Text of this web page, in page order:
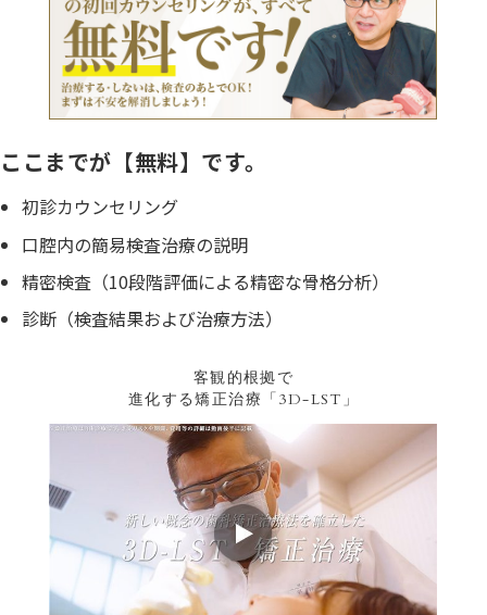
ここまでが【無料】です。
初診カウンセリング
口腔内の簡易検査治療の説明
精密検査（10段階評価による精密な骨格分析）
診断（検査結果および治療方法）
客観的根拠で
進化する矯正治療「3D-LST」